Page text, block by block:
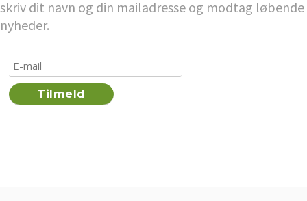
skriv dit navn og din mailadresse og modtag løbende
nyheder.